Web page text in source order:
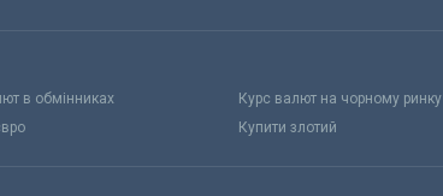
в обмінниках
Курс валют на чорному ринку
Купити злотий